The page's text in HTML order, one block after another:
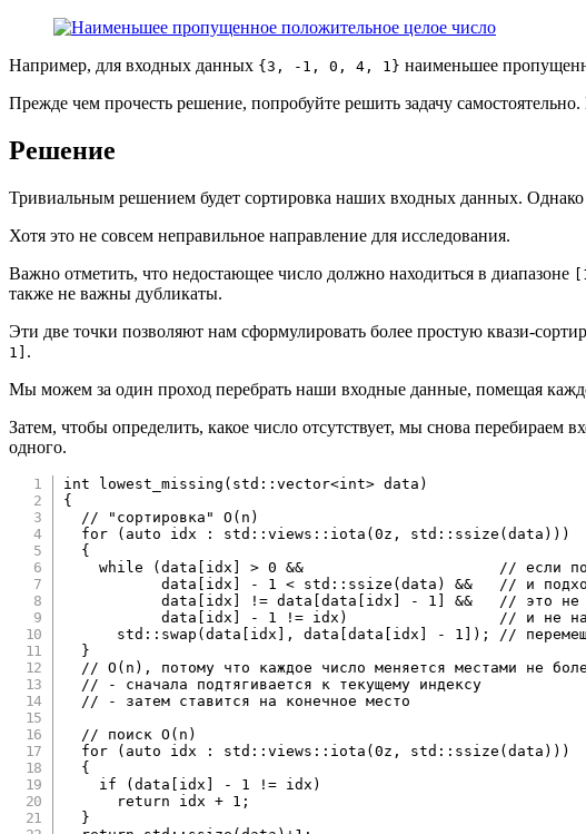
Например, для входных данных {3, -1, 0, 4, 1} наименьшее
Прежде чем прочесть решение, попробуйте решить задачу
Решение
Тривиальным решением будет сортировка наших входных данных.
Хотя это не совсем неправильное направление для исследования.
Важно отметить, что недостающее число должно находиться в диапазоне
также не важны дубликаты.
Эти две точки позволяют нам сформулировать более простую квази-
1] .
Мы можем за один проход перебрать наши входные данные, помещая
Затем, чтобы определить, какое число отсутствует, мы снова
одного.
int lowest_missing ( std ::vector<int> data )
{
// "сортировка" O(n)
for
( auto idx : std ::views :: iota (0z , std :: ssize (data ) ) )
{
while
(data [ idx ] > 0 &&
// если
           data
[ idx ] - 1 < std :: ssize (data ) &&
// и
           data
[ idx ] != data [data [ idx ] - 1 ] &&
// это не
           data
[ idx ] - 1 != idx )
// и не на
      std
:: swap (data [ idx ] , data [data [ idx ] - 1 ] ) ;
//
}
// O(n), потому что каждое число меняется местами не
// - сначала подтягивается к текущему индексу
// - затем ставится на конечное место
// поиск O(n)
for
( auto idx : std ::views :: iota (0z , std :: ssize (data ) ) )
{
if
(data [ idx ] - 1 != idx )
return idx + 1 ;
}